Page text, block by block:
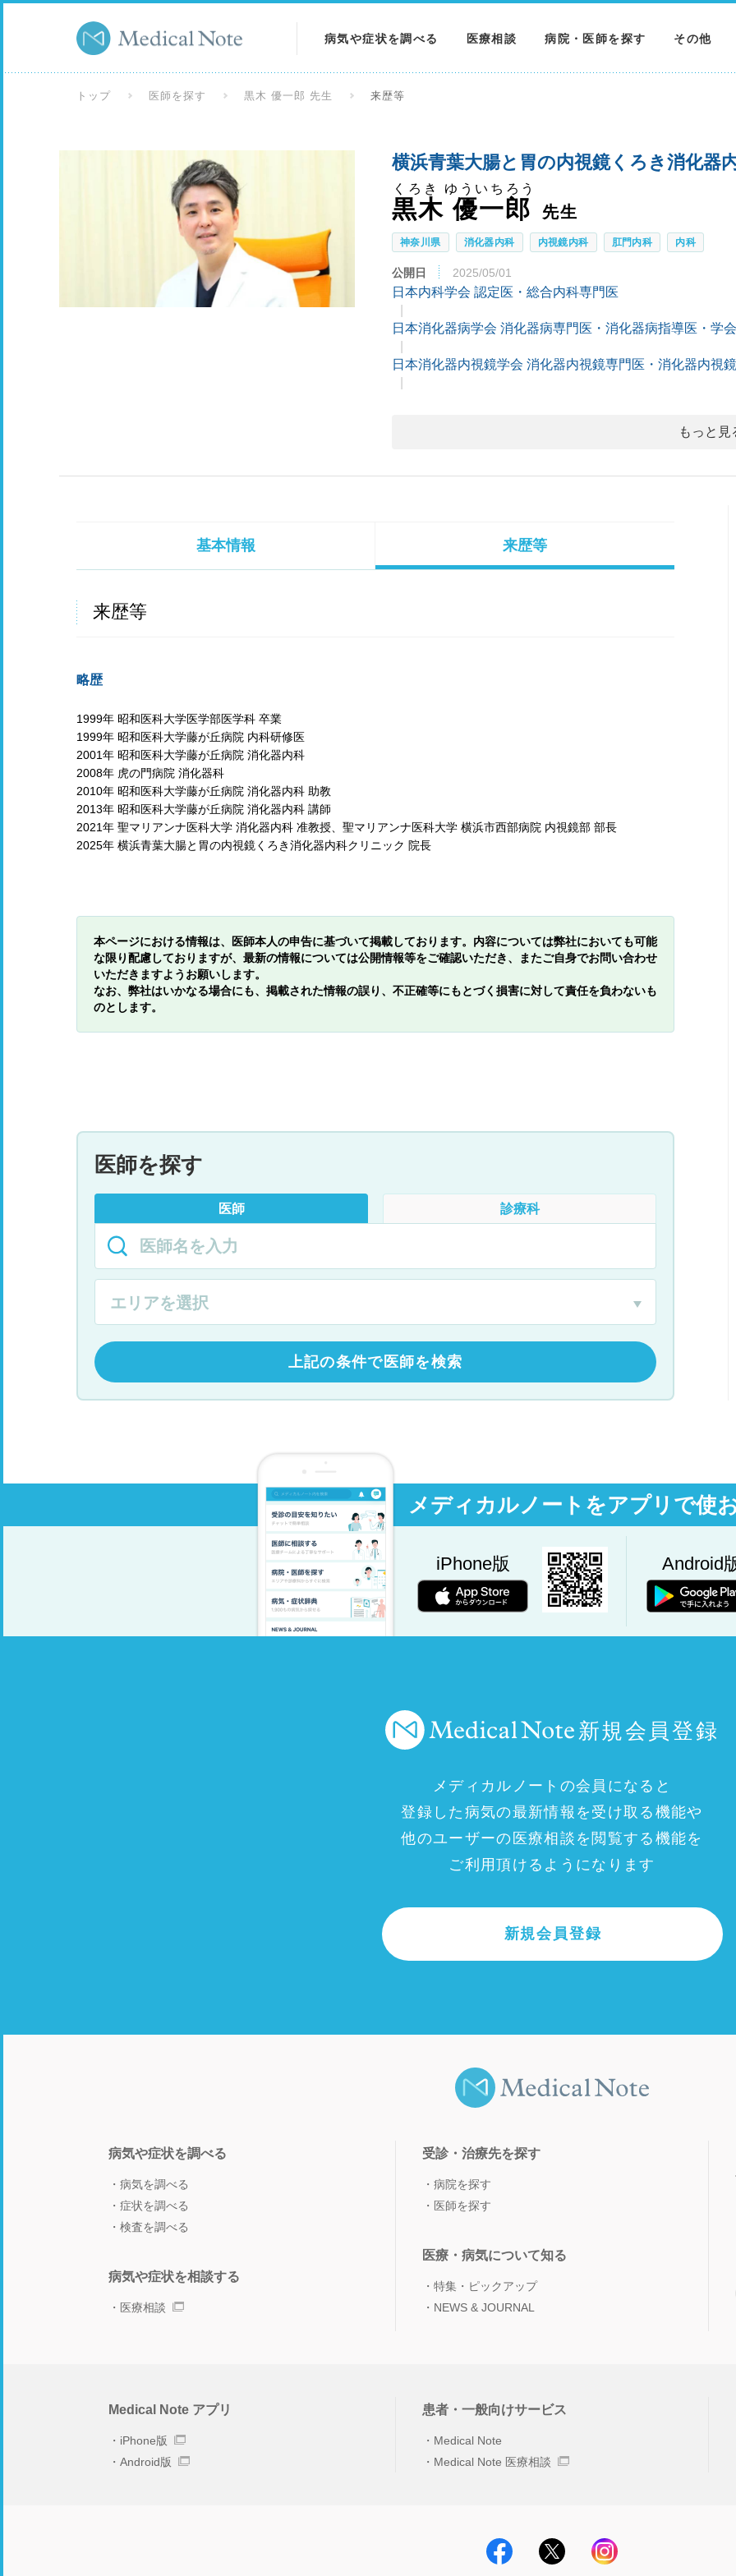
病気や症状を調べる
検査を調べる
医療相談 病院・医師を探す その他
トップ 医師を探す 黒木 優一郎 先生 来歴等
横浜青葉大腸と胃の内視鏡くろき消化器
黒木 優一郎
くろき ゆういちろう
先生
神奈川県 消化器内科 内視鏡内科 肛門内科 内科
公開日 2025/05/01
日本内科学会 認定医・総合内科専門医
日本消化器病学会 消化器病専門医・消化器病指導医・学
日本消化器内視鏡学会 消化器内視鏡専門医・消化器内視
もっと見
基本情報 来歴等
来歴等
略歴
1999年 昭和医科大学医学部医学科 卒業
1999年 昭和医科大学藤が丘病院 内科研修医
2001年 昭和医科大学藤が丘病院 消化器内科
2008年 虎の門病院 消化器科
2010年 昭和医科大学藤が丘病院 消化器内科 助教
2013年 昭和医科大学藤が丘病院 消化器内科 講師
2021年 聖マリアンナ医科大学 消化器内科 准教授、聖マリアンナ医科大学 横浜市西部病院 内視鏡部 部長
2025年 横浜青葉大腸と胃の内視鏡くろき消化器内科クリニック 院長
本ページにおける情報は、医師本人の申告に基づいて掲載しております。内容については弊社においても可能
な限り配慮しておりますが、最新の情報については公開情報等をご確認いただき、またご自身でお問い合わせ
いただきますようお願いします。
なお、弊社はいかなる場合にも、掲載された情報の誤り、不正確等にもとづく損害に対して責任を負わないも
のとします。
医師を探す
医師 診療科
上記の条件で医師を検索
メディカルノートをアプリで使
iPhone版 Android
新規会員登録
メディカルノートの会員になると
登録した病気の最新情報を受け取る機能や
他のユーザーの医療相談を閲覧する機能を
ご利用頂けるようになります
新規会員登録
病気や症状を調べる
病気を調べる
症状を調べる
検査を調べる
病気や症状を相談する
医療相談
受診・治療先を探す
病院を探す
医師を探す
医療・病気について知る
特集・ピックアップ
NEWS & JOURNAL
Medical Note アプリ
iPhone版
Android版
患者・一般向けサービス
Medical Note
Medical Note 医療相談